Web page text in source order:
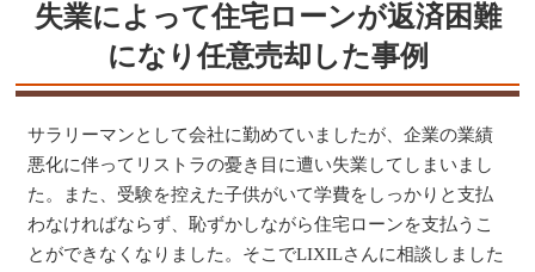
失業によって住宅ローンが返済困難
になり任意売却した事例
サラリーマンとして会社に勤めていましたが、企業の業績
悪化に伴ってリストラの憂き目に遭い失業してしまいまし
た。また、受験を控えた子供がいて学費をしっかりと支払
わなければならず、恥ずかしながら住宅ローンを支払うこ
とができなくなりました。そこでLIXILさんに相談しました